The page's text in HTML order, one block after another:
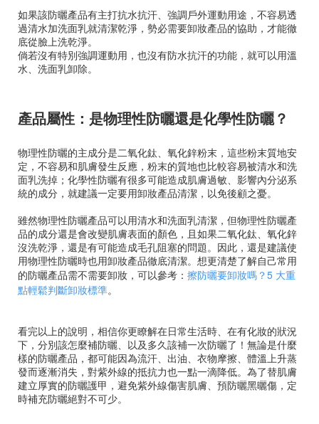
如果該防曬產品有主打抗水抗汗、強調戶外運動用途，不容易透
過清水加洗面乳就清潔乾淨，勢必需要卸妝產品的協助，才能徹
底從臉上洗乾淨。
倘若沒有特別強調運動用，也沒有防水抗汗的功能，就可以用溫
水、洗面乳卸除。
產品屬性：是物理性防曬還是化學性防曬？
物理性防曬的主成分是二氧化鈦、氧化鋅粉末，這些粉末質地安
定，不容易和肌膚發生反應，粉末的質地也比較容易被清水和洗
面乳洗掉；化學性防曬有很多可能造成肌膚過敏、影響內分泌系
統的成分，就建議一定要用卸妝產品清潔，以免後顧之憂。
雖然物理性防曬產品可以用清水和洗面乳清潔，但物理性防曬產
品的成分還是會改變肌膚表面的顏色，且如果二氧化鈦、氧化鋅
沒洗乾淨，還是有可能造成毛孔阻塞的問題。因此，還是建議使
用物理性防曬時也用卸妝產品徹底清潔。想更清楚了解自己常用
的防曬產品需不需要卸妝，可以參考： 擦防曬要卸妝嗎？5 大重
點輕鬆判斷卸妝標準。
看完以上的說明，相信你更瞭解在日常生活時、在有化妝的狀況
下，分別該怎麼補防曬、以及多久該補一次防曬了！無論是什麼
樣的防曬產品，都可能因為流汗、出油、衣物摩擦、體溫上升蒸
發而逐漸消失，對紫外線的抵抗力也一點一滴降低。為了替肌膚
建立厚實的防曬護甲，避免紫外線傷害肌膚、預防曬黑曬傷，定
時補充防曬絕對不可少。